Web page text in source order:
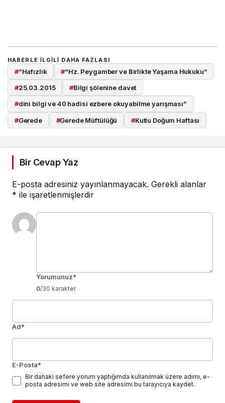
HABERLE ILGILI DAHA FAZLASI
#“Hafızlık #“Hz. Peygamber ve Birlikte Yaşama Hukuku”
#25.03.2015 #Bilgi şölenine davet
#dini bilgi ve 40 hadisi ezbere okuyabilme yarışması”
#Gerede #Gerede Müftülüğü #Kutlu Doğum Haftası
Bir Cevap Yaz
E-posta adresiniz yayınlanmayacak. Gerekli alanlar
* ile işaretlenmişlerdir
Yorumunuz*
0/30 karakter
Ad*
E-Posta*
Bir dahaki sefere yorum yaptığımda kullanılmak üzere adımı, e-
posta adresimi ve web site adresimi bu tarayıcıya kaydet.